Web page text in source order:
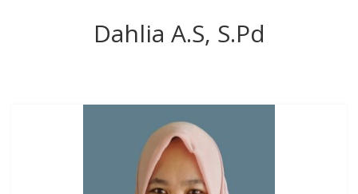
Dahlia A.S, S.Pd